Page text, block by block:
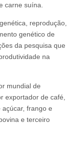
carne suína.
reprodução,
genético de
da pesquisa que
na
mundial de
exportador de café,
frango e
e terceiro